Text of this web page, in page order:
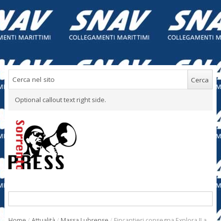
Optional callout text right side.